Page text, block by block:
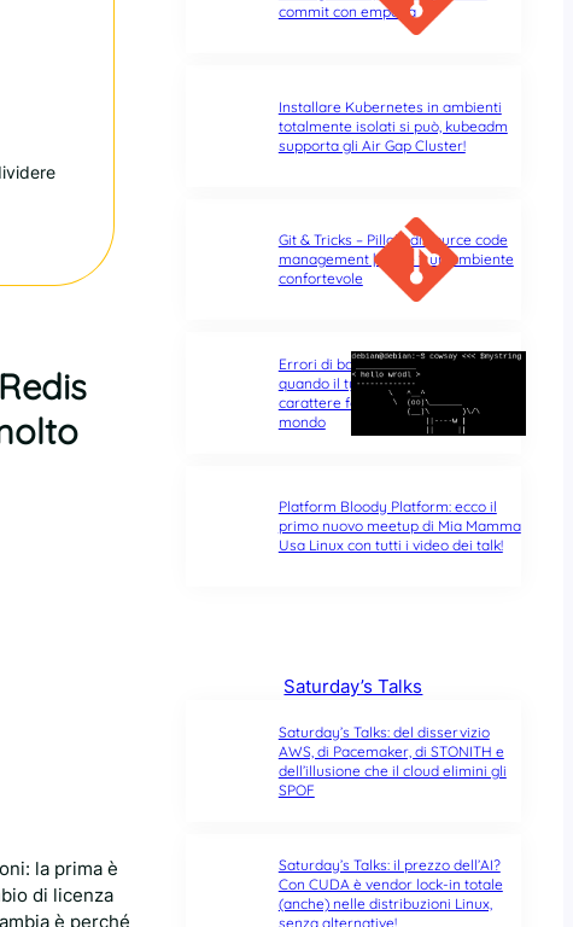
la prima è
di licenza
è perché
commit con empatia
Installare Kubernetes in ambienti
totalmente isolati si può, kubeadm
supporta gli Air Gap Cluster!
Git & Tricks – Pillole di source code
management | Parte 1: un ambiente
confortevole
Errori di battitura nel terminale:
quando il typo di un singolo
carattere fa tutta la differenza del
mondo
Platform Bloody Platform: ecco il
primo nuovo meetup di Mia Mamma
Usa Linux con tutti i video dei talk!
Saturday’s Talks
Saturday’s Talks: del disservizio
AWS, di Pacemaker, di STONITH e
dell’illusione che il cloud elimini gli
SPOF
Saturday’s Talks: il prezzo dell’AI?
Con CUDA è vendor lock-in totale
(anche) nelle distribuzioni Linux,
senza alternative!